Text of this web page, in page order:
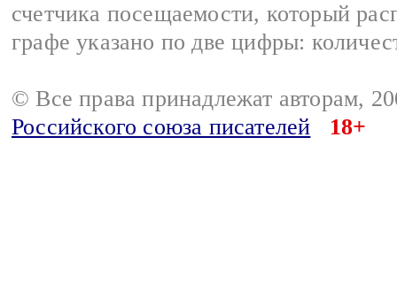
счетчика посещаемости, который
графе указано по две цифры:
© Все права принадлежат авторам,
Российского союза писателей
18+